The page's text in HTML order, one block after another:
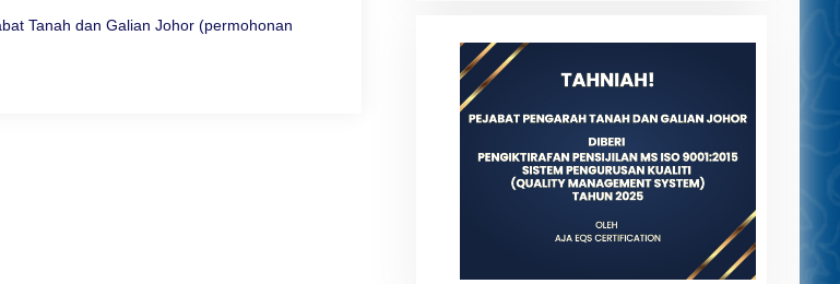
Tanah dan Galian Johor (permohonan